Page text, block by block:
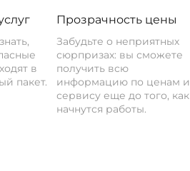
в
пакет.
Прозрачность цены
Забудьте о неприятных
сюрпризах: вы сможете
получить всю
информацию по ценам и
сервису еще до того, как
начнутся работы.